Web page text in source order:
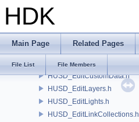
HDK
Main Page Related Pages
File List File Members
HUSD_CvexDataCommand.h
HUSD_CvexDataInputs.h
HUSD_EditCollections.h
HUSD_EditCustomData.h
HUSD_EditLayers.h
HUSD_EditLights.h
HUSD_EditLinkCollections.h